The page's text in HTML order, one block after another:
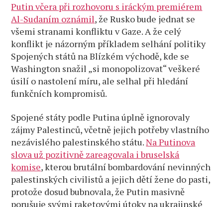
Putin včera při rozhovoru s iráckým premiérem
Al-Sudaním oznámil, že Rusko bude jednat se
všemi stranami konfliktu v Gaze. A že celý
konflikt je názorným příkladem selhání politiky
Spojených států na Blízkém východě, kde se
Washington snažil „si monopolizovat“ veškeré
úsilí o nastolení míru, ale selhal při hledání
funkčních kompromisů.
Spojené státy podle Putina úplně ignorovaly
zájmy Palestinců, včetně jejich potřeby vlastního
nezávislého palestinského státu.Na Putinova
slova už pozitivně zareagovala i bruselská
komise, kterou brutální bombardování nevinných
palestinských civilistů a jejich dětí žene do pasti,
protože dosud bubnovala, že Putin masivně
porušuje svými raketovými útoky na ukrajinské